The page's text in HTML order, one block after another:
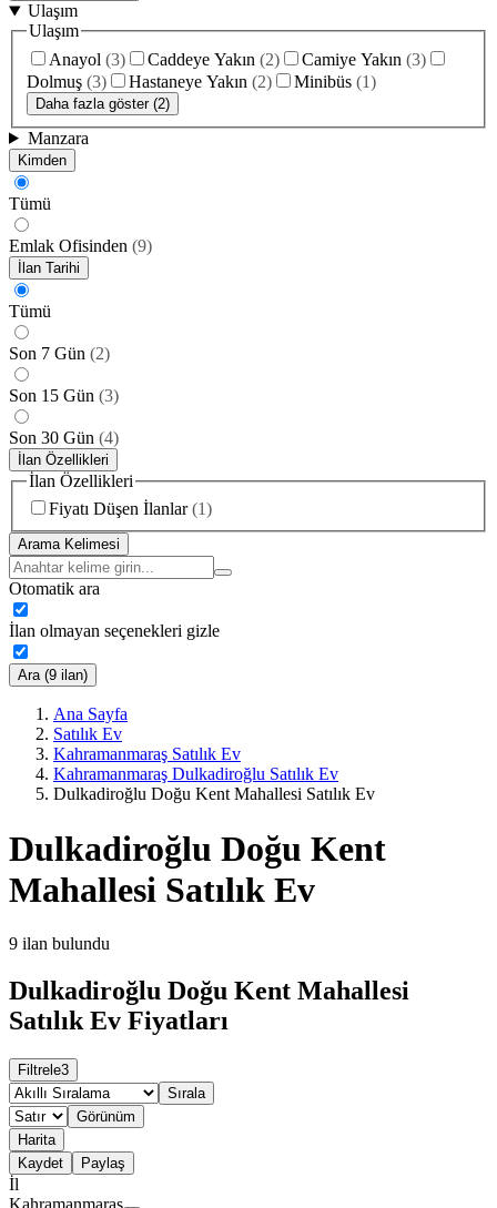
Ulaşım
Ulaşım
Anayol (3) Caddeye Yakın (2) Camiye Yakın (3)
Dolmuş (3) Hastaneye Yakın (2) Minibüs (1)
Daha fazla göster (2)
Manzara
Kimden
Tümü
Emlak Ofisinden (9)
İlan Tarihi
Tümü
Son 7 Gün (2)
Son 15 Gün (3)
Son 30 Gün (4)
İlan Özellikleri
İlan Özellikleri
Fiyatı Düşen İlanlar (1)
Arama Kelimesi
Otomatik ara
İlan olmayan seçenekleri gizle
Ara (9 ilan)
Ana Sayfa
Satılık Ev
Kahramanmaraş Satılık Ev
Kahramanmaraş Dulkadiroğlu Satılık Ev
Dulkadiroğlu Doğu Kent Mahallesi Satılık Ev
Dulkadiroğlu Doğu Kent
Mahallesi Satılık Ev
9 ilan bulundu
Dulkadiroğlu Doğu Kent Mahallesi
Satılık Ev Fiyatları
Filtrele3
Sırala
Görünüm
Harita
Kaydet
Paylaş
İl